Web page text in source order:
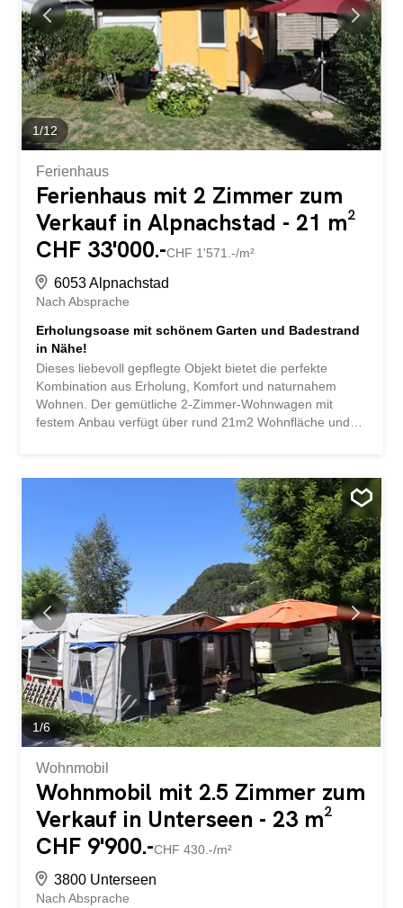
Die vollständige Umzäunung und die gepflegte Hecke
sorgen für eine klare Abgrenzung und ein hohes Mass an
Privatsphäre. Auch der liebevoll gestaltete Umschwung
überzeugt bis ins Detail. Ein kleines Gartenhäuschen
bietet zusätzlichen Stauraum für Werkzeuge,
Gartengeräte oder einen...
1/12
Ferienhaus
Ferienhaus mit 2 Zimmer zum
Verkauf in Alpnachstad - 21 m²
CHF 33'000.-CHF 1'571.-/m²
6053 Alpnachstad
Nach Absprache
Erholungsoase mit schönem Garten und Badestrand
in Nähe!
Dieses liebevoll gepflegte Objekt bietet die perfekte
Kombination aus Erholung, Komfort und naturnahem
Wohnen. Der gemütliche 2-Zimmer-Wohnwagen mit
festem Anbau verfügt über rund 21m2 Wohnfläche und
praktischen Küche, einer separaten Toilette sowie einem
kleinen, gemütlichen Wohnbereich. Ein besonderes
Highlight ist die wunderschön gestaltete Aussenfläche:
Auf der grosszügigen Parzelle von rund 140m2 erwartet
Sie ein gepflegter Rasen, ein hübscher Gartenbereich
sowie eine gemütliche Terrasse mit Aussengrill – ideal für
entspannte Stunden im Freien mit Familie und Freunden.
Die vollständige Umzäunung und die gepflegte Hecke
sorgen für eine klare Abgrenzung und ein hohes Mass an
Privatsphäre. Auch der liebevoll gestaltete Umschwung
überzeugt bis ins Detail. Ein kleines Gartenhäuschen
bietet zusätzlichen Stauraum für Werkzeuge,
Gartengeräte oder einen...
1/6
Wohnmobil
Wohnmobil mit 2.5 Zimmer zum
Verkauf in Unterseen - 23 m²
CHF 9'900.-CHF 430.-/m²
3800 Unterseen
Nach Absprache